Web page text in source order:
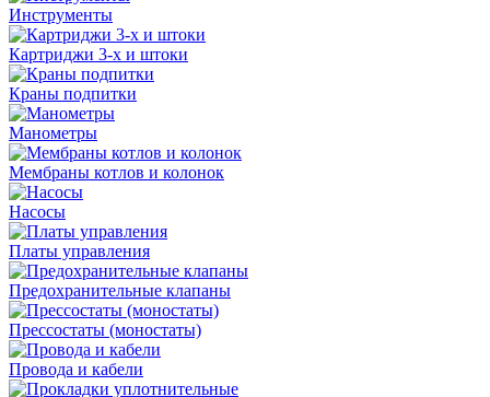
Инструменты
Картриджи 3-х и штоки
Краны подпитки
Манометры
Мембраны котлов и колонок
Насосы
Платы управления
Предохранительные клапаны
Прессостаты (моностаты)
Провода и кабели